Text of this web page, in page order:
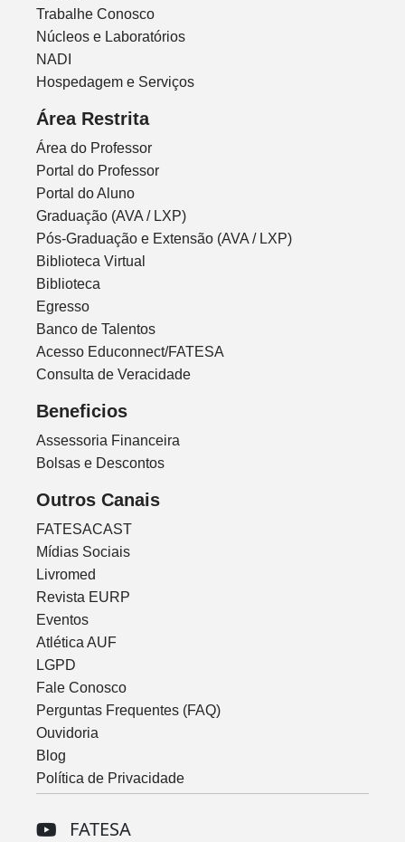
Trabalhe Conosco
Núcleos e Laboratórios
NADI
Hospedagem e Serviços
Área Restrita
Área do Professor
Portal do Professor
Portal do Aluno
Graduação (AVA / LXP)
Pós-Graduação e Extensão (AVA / LXP)
Biblioteca Virtual
Biblioteca
Egresso
Banco de Talentos
Acesso Educonnect/FATESA
Consulta de Veracidade
Beneficios
Assessoria Financeira
Bolsas e Descontos
Outros Canais
FATESACAST
Mídias Sociais
Livromed
Revista EURP
Eventos
Atlética AUF
LGPD
Fale Conosco
Perguntas Frequentes (FAQ)
Ouvidoria
Blog
Política de Privacidade
FATESA